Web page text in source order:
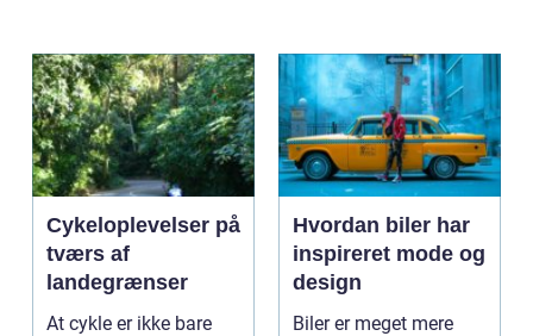
Cykeloplevelser på
tværs af
landegrænser
At cykle er ikke bare
Hvordan biler har
inspireret mode og
design
Biler er meget mere